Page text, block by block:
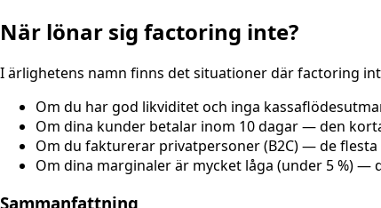
När lönar sig factoring inte?
I ärlighetens namn finns det situationer där factoring
Om du har god likviditet och inga
Om dina kunder betalar inom 10 dagar — den
Om du fakturerar privatpersoner (B2C) — de
Om dina marginaler är mycket låga (under 5 %)
Sammanfattning